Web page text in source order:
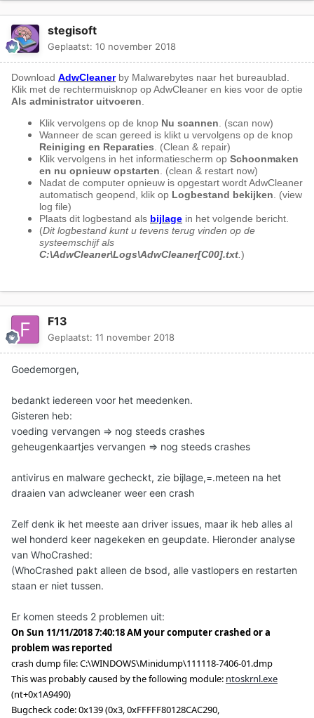
stegisoft
Geplaatst: 10 november 2018
Download AdwCleanerby Malwarebytes naar het bureaublad.
Klik met de rechtermuisknop op AdwCleaner en kies voor de optie
Als administrator uitvoeren.
Klik vervolgens op de knop Nu scannen. (scan now)
Wanneer de scan gereed is klikt u vervolgens op de knop
Reiniging en Reparaties. (Clean & repair)
Klik vervolgens in het informatiescherm op Schoonmaken
en nu opnieuw opstarten. (clean & restart now)
Nadat de computer opnieuw is opgestart wordt AdwCleaner
automatisch geopend, klik op Logbestand bekijken. (view
log file)
Plaats dit logbestand als bijlage in het volgende bericht.
(Dit logbestand kunt u tevens terug vinden op de
systeemschijf als
C:\AdwCleaner\Logs\AdwCleaner[C00].txt.)
F13
Geplaatst: 11 november 2018
Goedemorgen,
bedankt iedereen voor het meedenken.
Gisteren heb:
voeding vervangen => nog steeds crashes
geheugenkaartjes vervangen => nog steeds crashes
antivirus en malware gecheckt, zie bijlage,=.meteen na het
draaien van adwcleaner weer een crash
Zelf denk ik het meeste aan driver issues, maar ik heb alles al
wel honderd keer nagekeken en geupdate. Hieronder analyse
van WhoCrashed:
(WhoCrashed pakt alleen de bsod, alle vastlopers en restarten
staan er niet tussen.
Er komen steeds 2 problemen uit:
On Sun 11/11/2018 7:40:18 AM your computer crashed or a
problem was reported
crash dump file: C:\WINDOWS\Minidump\111118-7406-01.dmp
This was probably caused by the following module: ntoskrnl.exe
(nt+0x1A9490)
Bugcheck code: 0x139 (0x3, 0xFFFFF80128CAC290,